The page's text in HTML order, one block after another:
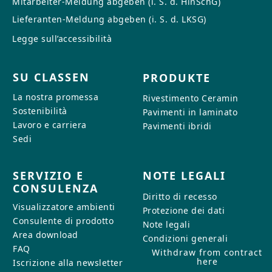
CONTATTI
Avete domande o desiderate una
disposizione: rapido, cordiale e
competente. Scriveteci,
chiamateci o utilizzate il nostro
modulo di contatto.
Per richiedere informazioni
Lieferanten-Meldung abgeben (i. S. d. LKSG)
Legge sull’accessibilità
SU CLASSEN
La nostra promessa
Sostenibilità
Lavoro e carriera
Sedi
PRODUKTE
Rivestimento Ceramin
Pavimenti in laminato
Pavimenti ibridi
SERVIZIO E
CONSULENZA
Visualizzatore ambienti
Consulente di prodotto
Area download
FAQ
Iscrizione alla newsletter
NOTE LEGALI
Diritto di recesso
Protezione dei dati
Note legali
Condizioni generali
Withdraw from contract
here